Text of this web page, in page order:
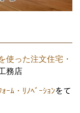
使った注文住宅・
務店
ｫｰﾑ・ﾘﾉﾍﾞｰｼｮﾝをて